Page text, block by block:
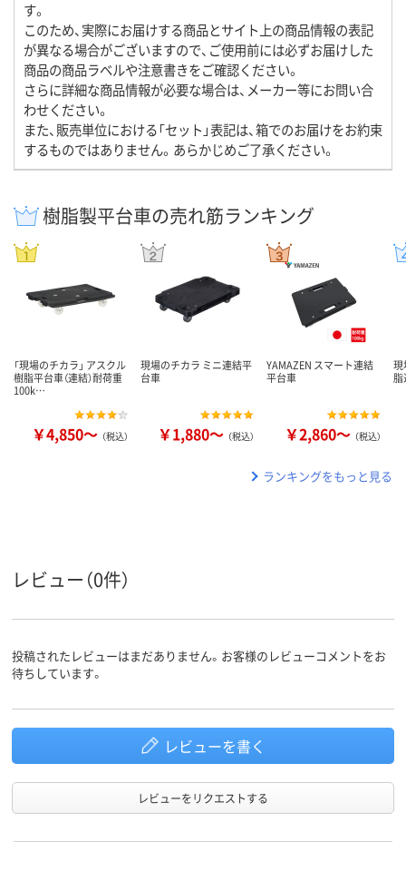
す。
このため、実際にお届けする商品とサイト上の商品情報の表記
が異なる場合がございますので、ご使用前には必ずお届けした
商品の商品ラベルや注意書きをご確認ください。
さらに詳細な商品情報が必要な場合は、メーカー等にお問い合
わせください。
また、販売単位における「セット」表記は、箱でのお届けをお約束
するものではありません。あらかじめご了承ください。
樹脂製平台車の売れ筋ランキング
「現場のチカラ」 アスクル
樹脂平台車（連結）耐荷重
100k…
￥4,850～ （税込）
現場のチカラ ミニ連結平
台車
￥1,880～ （税込）
YAMAZEN スマート連結
平台車
￥2,860～ （税込）
現
脂
ランキングをもっと見る
レビュー（0件）
投稿されたレビューはまだありません。お客様のレビューコメントをお
待ちしています。
レビューを書く
レビューをリクエストする